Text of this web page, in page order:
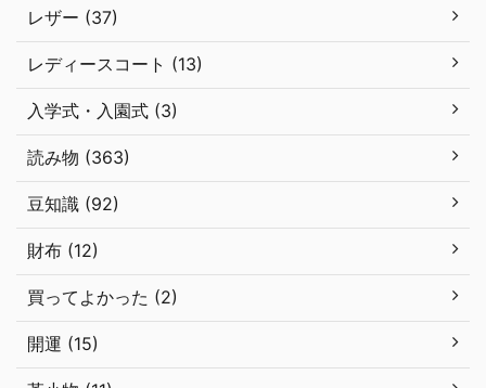
レザー (37)
レディースコート (13)
入学式・入園式 (3)
読み物 (363)
豆知識 (92)
財布 (12)
買ってよかった (2)
開運 (15)